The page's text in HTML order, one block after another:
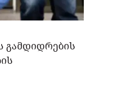
გამდიდრების